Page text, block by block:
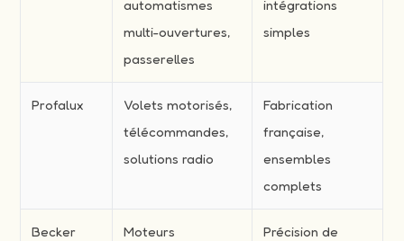
automatismes
multi-ouvertures,
passerelles
intégrations
simples
Profalux
Volets motorisés,
télécommandes,
solutions radio
Fabrication
française,
ensembles
complets
Becker
Moteurs
Précision de